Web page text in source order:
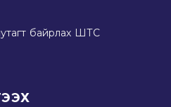
байрлах ШТС